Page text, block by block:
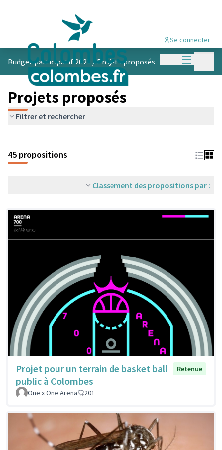
Menu
Se connecter
Budget participatif 2021 /Projets proposés
Projets proposés
Filtrer et rechercher
45 propositions
Classement des propositions par :
Projet pour un terrain de basket ball
public à Colombes
Retenue
One x One Arena 201